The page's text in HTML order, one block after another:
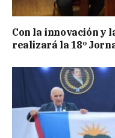
Con la innovación y
realizará la 18º